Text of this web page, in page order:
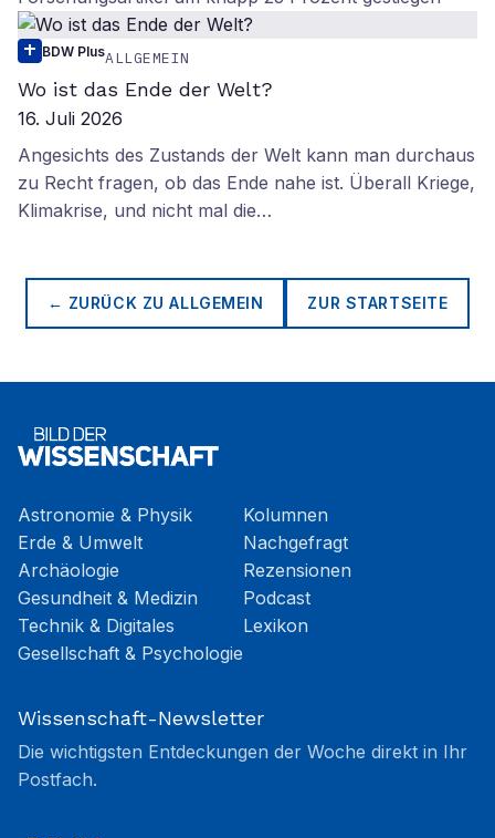
BDW PlusALLGEMEIN
Wo ist das Ende der Welt?
16. Juli 2026
Angesichts des Zustands der Welt kann man durchaus
zu Recht fragen, ob das Ende nahe ist. Überall Kriege,
Klimakrise, und nicht mal die…
← ZURÜCK ZUALLGEMEIN ZUR STARTSEITE
Astronomie & Physik
Erde & Umwelt
Archäologie
Gesundheit & Medizin
Technik & Digitales
Gesellschaft & Psychologie
Kolumnen
Nachgefragt
Rezensionen
Podcast
Lexikon
Wissenschaft-Newsletter
Die wichtigsten Entdeckungen der Woche direkt in Ihr
Postfach.